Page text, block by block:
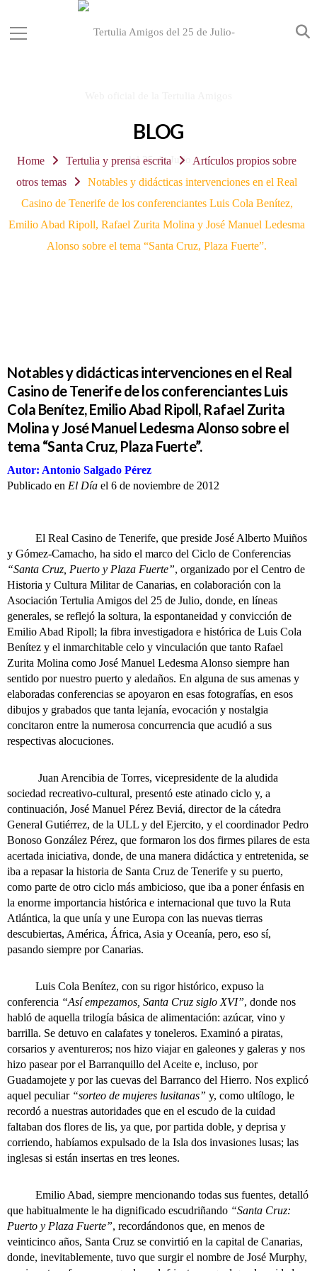
BLOG
Home Tertulia y prensa escrita
Artículos propios sobre
otros temas
Notables y didácticas intervenciones en el Real
Casino de Tenerife de los conferenciantes Luis Cola Benítez,
Emilio Abad Ripoll, Rafael Zurita Molina y José Manuel Ledesma
Alonso sobre el tema “Santa Cruz, Plaza Fuerte”.
Notables y didácticas intervenciones en el Real
Casino de Tenerife de los conferenciantes Luis
Cola Benítez, Emilio Abad Ripoll, Rafael Zurita
Molina y José Manuel Ledesma Alonso sobre el
tema “Santa Cruz, Plaza Fuerte”.
Autor: Antonio Salgado Pérez
Publicado en El Día el 6 de noviembre de 2012
El Real Casino de Tenerife, que preside José Alberto Muiños
y Gómez-Camacho, ha sido el marco del Ciclo de Conferencias
“Santa Cruz, Puerto y Plaza Fuerte”, organizado por el Centro de
Historia y Cultura Militar de Canarias, en colaboración con la
Asociación Tertulia Amigos del 25 de Julio, donde, en líneas
generales, se reflejó la soltura, la espontaneidad y convicción de
Emilio Abad Ripoll; la fibra investigadora e histórica de Luis Cola
Benítez y el inmarchitable celo y vinculación que tanto Rafael
Zurita Molina como José Manuel Ledesma Alonso siempre han
sentido por nuestro puerto y aledaños. En alguna de sus amenas y
elaboradas conferencias se apoyaron en esas fotografías, en esos
dibujos y grabados que tanta lejanía, evocación y nostalgia
concitaron entre la numerosa concurrencia que acudió a sus
respectivas alocuciones.
Juan Arencibia de Torres, vicepresidente de la aludida
sociedad recreativo-cultural, presentó este atinado ciclo y, a
continuación, José Manuel Pérez Beviá, director de la cátedra
General Gutiérrez, de la ULL y del Ejercito, y el coordinador Pedro
Bonoso González Pérez, que formaron los dos firmes pilares de esta
acertada iniciativa, donde, de una manera didáctica y entretenida, se
iba a repasar la historia de Santa Cruz de Tenerife y su puerto,
como parte de otro ciclo más ambicioso, que iba a poner énfasis en
la enorme importancia histórica e internacional que tuvo la Ruta
Atlántica, la que unía y une Europa con las nuevas tierras
descubiertas, América, África, Asia y Oceanía, pero, eso sí,
pasando siempre por Canarias.
Luis Cola Benítez, con su rigor histórico, expuso la
conferencia “Así empezamos, Santa Cruz siglo XVI”, donde nos
habló de aquella trilogía básica de alimentación: azúcar, vino y
barrilla. Se detuvo en calafates y toneleros. Examinó a piratas,
corsarios y aventureros; nos hizo viajar en galeones y galeras y nos
hizo pasear por el Barranquillo del Aceite e, incluso, por
Guadamojete y por las cuevas del Barranco del Hierro. Nos explicó
aquel peculiar “sorteo de mujeres lusitanas” y, como ultílogo, le
recordó a nuestras autoridades que en el escudo de la cuidad
faltaban dos flores de lis, ya que, por partida doble, y deprisa y
corriendo, habíamos expulsado de la Isla dos invasiones lusas; las
inglesas si están insertas en tres leones.
Emilio Abad, siempre mencionando todas sus fuentes, detalló
que habitualmente le ha dignificado escudriñando “Santa Cruz:
Puerto y Plaza Fuerte”, recordándonos que, en menos de
veinticinco años, Santa Cruz se convirtió en la capital de Canarias,
donde, inevitablemente, tuvo que surgir el nombre de José Murphy,